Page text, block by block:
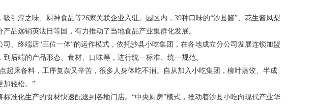
引淳之味、厨神食品等26家关联企业入驻。园区内，39种口味的“沙县酱”、花生酱凤梨
品远销英法日等国，有力推动了当地食品产业集群化发展。
、终端店“三位一体”的运作模式，依托沙县小吃集团，在各地成立分公司发展连锁加盟
后端的产品形态、食材、口味等，进行统一标准、统一规范。
起床备料，工序复杂又辛苦，很多人身体吃不消。自从加入小吃集团，柳叶蒸饺、半成
加轻松。”
准化生产的食材快速配送到各地门店。“中央厨房”模式，推动着沙县小吃向现代产业华